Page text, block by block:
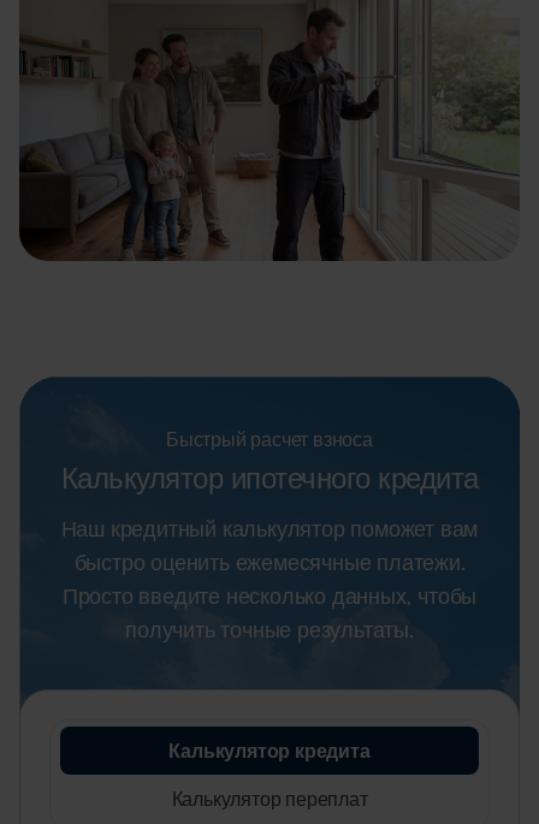
Быстрый расчет взноса
Калькулятор ипотечного кредита
Наш кредитный калькулятор поможет вам
быстро оценить ежемесячные платежи.
Просто введите несколько данных, чтобы
получить точные результаты.
Калькулятор кредита
Калькулятор переплат